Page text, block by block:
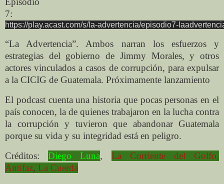
7:
https://play.acast.com/s/la-advertencia/episodio7-
“La Advertencia”. Ambos narran los esfuerzos y
estrategias del gobierno de Jimmy Morales, y otros
actores vinculados a casos de corrupción, para expulsar
a la CICIG de Guatemala. Próximamente lanzamiento
El podcast cuenta una historia que pocas personas en el
país conocen, la de quienes trabajaron en la lucha contra
la corrupción y tuvieron que abandonar Guatemala
porque su vida y su integridad está en peligro.
Créditos:Diego Luna, La Corriente del Golfo,
Antifaz, La Cuerda